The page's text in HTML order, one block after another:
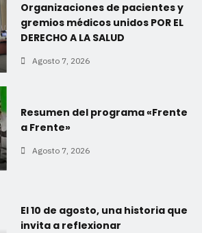
Organizaciones de pacientes y
gremios médicos unidos POR EL
DERECHO A LA SALUD
Agosto 7, 2026
Resumen del programa «Frente
a Frente»
Agosto 7, 2026
El 10 de agosto, una historia que
invita a reflexionar